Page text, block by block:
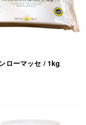
ローマッセ / 1kg